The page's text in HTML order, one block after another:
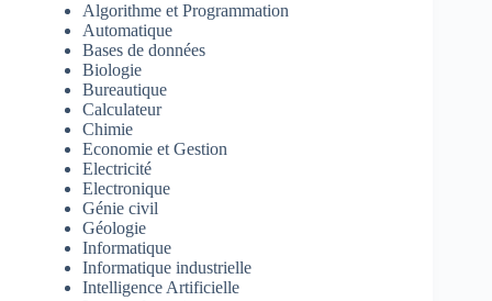
Algorithme et Programmation
Automatique
Bases de données
Biologie
Bureautique
Calculateur
Chimie
Economie et Gestion
Electricité
Electronique
Génie civil
Géologie
Informatique
Informatique industrielle
Intelligence Artificielle